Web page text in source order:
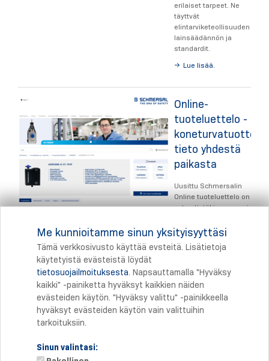
erilaiset tarpeet. Ne
täyttvät
elintarviketeollisuuden
lainsäädännön ja
standardit.
Lue lisää.
Online-
tuoteluettelo -
tieto yhdestä
paikasta
Uusittu Schmersalin
Online tuoteluettelo on
nyt entistäkin parempi.
tutustumassa!
Tulostus
Me kunnioitamme sinun yksityisyyttäsi
Tämä verkkosivusto käyttää evsteitä. Lisätietoja
käytetyistä evästeistä löydät
tietosuojailmoituksesta. Napsauttamalla "Hyväksy
kaikki" -painiketta hyväksyt kaikkien näiden
evästeiden käytön. "Hyväksy valittu" -painikkeella
hyväksyt evästeiden käytön vain valittuihin
tarkoituksiin.
Sinun valintasi: